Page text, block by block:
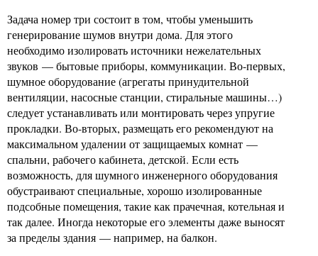
Задача номер три состоит в том, чтобы уменьшить
генерирование шумов внутри дома. Для этого
необходимо изолировать источники нежелательных
звуков — бытовые приборы, коммуникации. Во-первых,
шумное оборудование (агрегаты принудительной
вентиляции, насосные станции, стиральные машины…)
следует устанавливать или монтировать через упругие
прокладки. Во-вторых, размещать его рекомендуют на
максимальном удалении от защищаемых комнат —
спальни, рабочего кабинета, детской. Если есть
возможность, для шумного инженерного оборудования
обустраивают специальные, хорошо изолированные
подсобные помещения, такие как прачечная, котельная и
так далее. Иногда некоторые его элементы даже выносят
за пределы здания — например, на балкон.